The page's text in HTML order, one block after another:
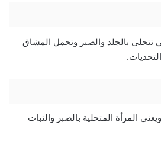
تتحلى بالجلد والصبر وتحمل المشاق
المرأة المتحلية بالصبر والثبات